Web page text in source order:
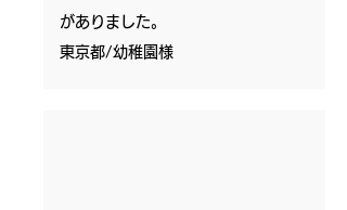
がありました。
​東京都/幼稚園様